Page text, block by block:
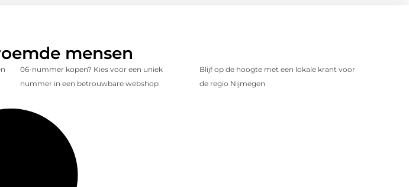
mensen
06-nummer kopen? Kies voor een uniek
nummer in een betrouwbare webshop
Blijf op de hoogte met een lokale krant voor
de regio Nijmegen